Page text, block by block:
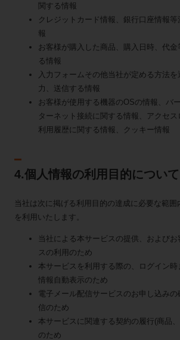
関する情報
クレジットカード情報、銀行口座情報
報
お客様が購入した商品、購入日時、代
る情報
入力フォームその他当社が定める方法を
力、送信する情報
お客様が使用する機器のOSの情報、バ
ターネット接続に関する情報、アクセ
利用履歴に関する情報、クッキー情報
4.個人情報の利用目的について
当社は次に掲げる利用目的の達成に必要な範囲
を利用いたします。
当社による本サービスの提供、および
スの利用のため
本サービスを利用する際の、ログイン
情報自動表示のため
電子メール配信サービスのお申し込みの
信のため
本サービスに関連する契約の履行(商品
のため